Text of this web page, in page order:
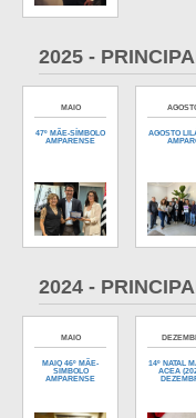
2025 -
MAIO
47º MÃE-SÍMBOLO
AMPARENSE
AGOSTO
2024 -
MAIO
MAIO 46º MÃE-
SÍMBOLO
AMPARENSE
14º NATAL
ACEA